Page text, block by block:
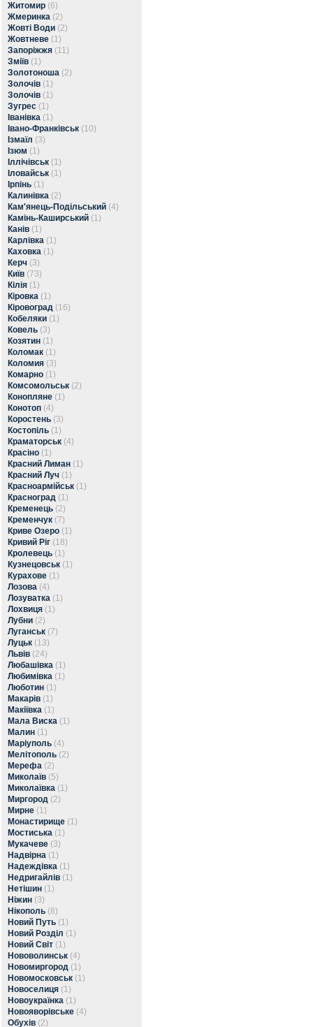
Житомир (6)
Жмеринка (2)
Жовті Води (2)
Жовтневе (1)
Запоріжжя (11)
Зміїв (1)
Золотоноша (2)
Золочів (1)
Золочів (1)
Зугрес (1)
Іванівка (1)
Івано-Франківськ (10)
Ізмаїл (3)
Ізюм (1)
Іллічівськ (1)
Іловайськ (1)
Ірпінь (1)
Калинівка (2)
Кам'янець-Подільський (4)
Камінь-Каширський (1)
Канів (1)
Карлівка (1)
Каховка (1)
Керч (3)
Київ (73)
Кілія (1)
Кіровка (1)
Кіровоград (16)
Кобеляки (1)
Ковель (3)
Козятин (1)
Коломак (1)
Коломия (3)
Комарно (1)
Комсомольськ (2)
Конопляне (1)
Конотоп (4)
Коростень (3)
Костопіль (1)
Краматорськ (4)
Красіно (1)
Красний Лиман (1)
Красний Луч (1)
Красноармійськ (1)
Красноград (1)
Кременець (2)
Кременчук (7)
Криве Озеро (1)
Кривий Ріг (18)
Кролевець (1)
Кузнецовськ (1)
Курахове (1)
Лозова (4)
Лозуватка (1)
Лохвиця (1)
Лубни (2)
Луганськ (7)
Луцьк (13)
Львів (24)
Любашівка (1)
Любимівка (1)
Люботин (1)
Макарів (1)
Макіївка (1)
Мала Виска (1)
Малин (1)
Маріуполь (4)
Мелітополь (2)
Мерефа (2)
Миколаїв (5)
Миколаївка (1)
Миргород (2)
Мирне (1)
Монастирище (1)
Мостиська (1)
Мукачеве (3)
Надвірна (1)
Надеждівка (1)
Недригайлів (1)
Нетішин (1)
Ніжин (3)
Нікополь (8)
Новий Путь (1)
Новий Розділ (1)
Новий Світ (1)
Нововолинськ (4)
Новомиргород (1)
Новомосковськ (1)
Новоселиця (1)
Новоукраїнка (1)
Новояворівське (4)
Обухів (2)